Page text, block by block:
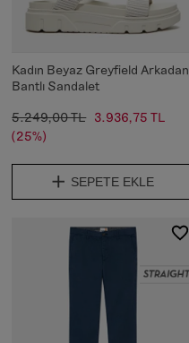
Kadın Beyaz Greyfield Arkadan
Bantlı Sandalet
5.249,00 TL 3.936,75 TL
(25%)
SEPETE EKLE